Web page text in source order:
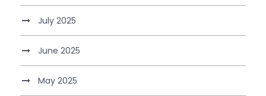
July 2025
June 2025
May 2025